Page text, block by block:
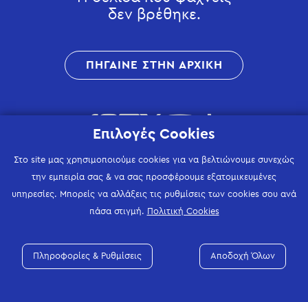
δεν βρέθηκε.
ΠΗΓΑΙΝΕ ΣΤΗΝ ΑΡΧΙΚΗ
Επιλογές Cookies
Στο site μας χρησιμοποιούμε cookies για να βελτιώνουμε συνεχώς
την εμπειρία σας & να σας προσφέρουμε εξατομικευμένες
υπηρεσίες. Μπορείς να αλλάξεις τις ρυθμίσεις των cookies σου ανά
πάσα στιγμή. Πολιτική Cookies
Πληροφορίες & Ρυθμίσεις Αποδοχή Όλων